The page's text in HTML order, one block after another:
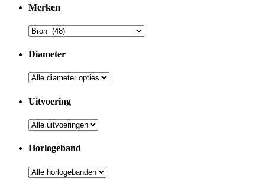
Merken
Diameter
Uitvoering
Horlogeband